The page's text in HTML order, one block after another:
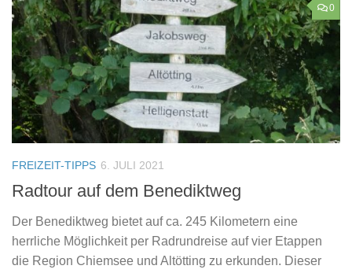
0
FREIZEIT-TIPPS 6. JULI 2021
Radtour auf dem Benediktweg
Der Benediktweg bietet auf ca. 245 Kilometern eine
herrliche Möglichkeit per Radrundreise auf vier Etappen
die Region Chiemsee und Altötting zu erkunden. Dieser